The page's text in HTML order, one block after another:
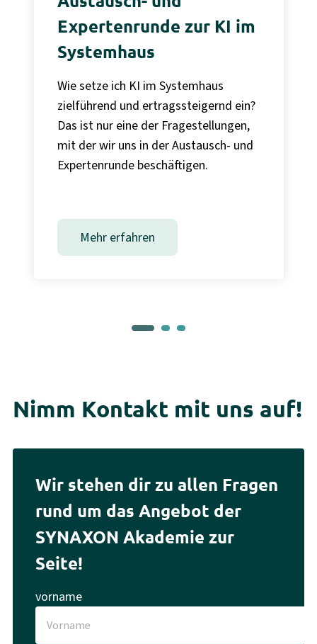
Expertenrunde zur KI im
Systemhaus
Wie setze ich KI im Systemhaus
zielführend und ertragssteigernd ein?
Das ist nur eine der Fragestellungen,
mit der wir uns in der Austausch- und
Expertenrunde beschäftigen.
Mehr erfahren
Nimm Kontakt mit uns auf!
Wir stehen dir zu allen Fragen
rund um das Angebot der
SYNAXON Akademie zur
Seite!
vorname